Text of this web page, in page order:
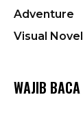
Adventure
Visual Novel
WAJIB BACA